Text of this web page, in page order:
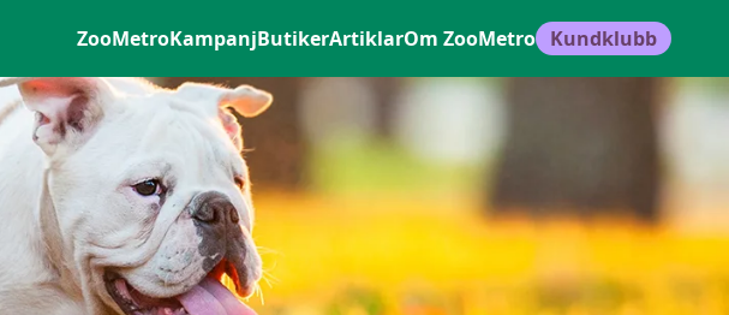
ZooMetroKampanjButikerArtiklarOm ZooMetro Kundklubb